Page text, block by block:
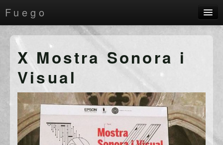
Fuego
música
videos
contacto
X Mostra Sonora i
Visual